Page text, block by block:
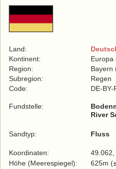
Land:
Kontinent:
Europa
Region:
Bayern
Subregion:
Regen
Code:
DE-BY-
Fundstelle:
River
Sandtyp: Fluss
Koordinaten:
Höhe (Meerespiegel):
625m